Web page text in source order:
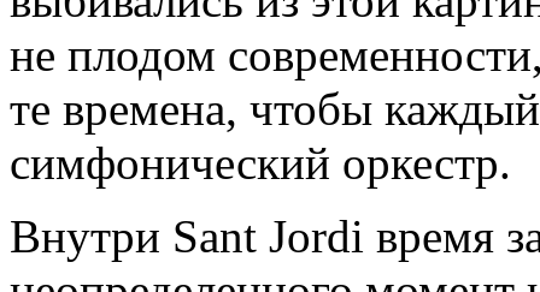
не плодом
те времена, чтобы
симфонический оркестр.
Внутри Sant Jordi время